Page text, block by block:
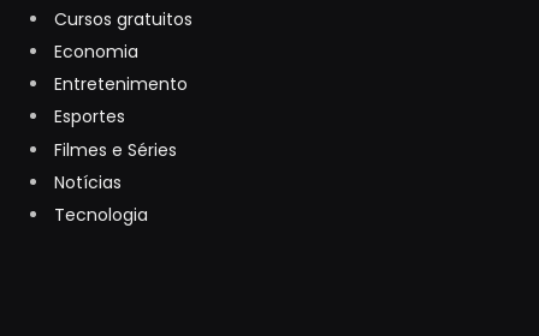
Cursos gratuitos
Economia
Entretenimento
Esportes
Filmes e Séries
Notícias
Tecnologia